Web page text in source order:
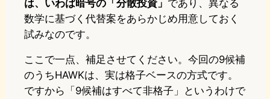
は、いわば暗号の「分散投資」 であり、異なる
数学に基づく代替案をあらかじめ用意しておく
試みなのです。
ここで一点、補足させてください。今回の9候補
のうちHAWKは、実は格子ベースの方式です。
ですから「9候補はすべて非格子」というわけで